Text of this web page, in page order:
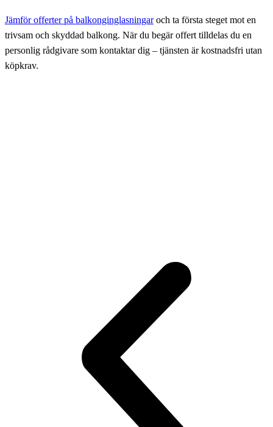
Jämför offerter på balkonginglasningaroch ta första steget mot en
trivsam och skyddad balkong. När du begär offert tilldelas du en
personlig rådgivare som kontaktar dig – tjänsten är kostnadsfri utan
köpkrav.